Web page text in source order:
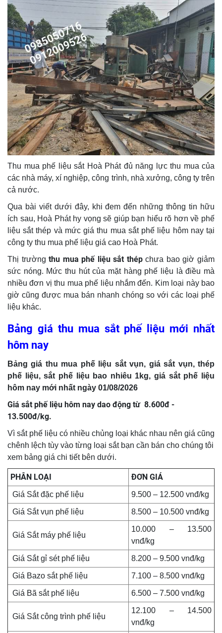
Thu mua phế liệu sắt Hoà Phát đủ năng lực thu mua của
các nhà máy, xí nghiệp, công trình, nhà xưởng, công ty trên
cả nước.
Qua bài viết dưới đây, khi đem đến những thông tin hữu
ích sau, Hoà Phát hy vọng sẽ giúp bạn hiểu rõ hơn về phế
liệu sắt thép và mức giá thu mua sắt phế liệu hôm nay tại
công ty thu mua phế liệu giá cao Hoà Phát.
Thị trườngthu mua phế liệu sắt thépchưa bao giờ giảm
sức nóng. Mức thu hút của mặt hàng phế liệu là điều mà
nhiều đơn vị thu mua phế liệu nhắm đến. Kim loại này bao
giờ cũng được mua bán nhanh chóng so với các loại phế
liệu khác.
Bảng giá thu mua sắt phế liệu mới nhất
hôm nay
Bảng giá thu mua phế liệu sắt vụn, giá sắt vụn, thép
phế liệu, sắt phế liệu bao nhiêu 1kg, giá sắt phế liệu
hôm nay mới nhất ngày 01/08/2026
Giá sắt phế liệu hôm nay dao động từ 8.600đ -
13.500đ/kg.
Vì sắt phế liệu có nhiều chủng loại khác nhau nên giá cũng
chênh lệch tùy vào từng loại sắt bạn cần bán cho chúng tôi
xem bảng giá chi tiết bên dưới.
PHÂN LOẠI ĐƠN GIÁ
Giá Sắt đặc phế liệu 9.500 – 12.500 vnđ/kg
Giá Sắt vụn phế liệu 8.500 – 10.500 vnđ/kg
Giá Sắt máy phế liệu
10.000 – 13.500
vnđ/kg
Giá Sắt gỉ sét phế liệu 8.200 – 9.500 vnđ/kg
Giá Bazo sắt phế liệu 7.100 – 8.500 vnđ/kg
Giá Bã sắt phế liệu 6.500 – 7.500 vnđ/kg
Giá Sắt công trình phế liệu
12.100 – 14.500
vnđ/kg